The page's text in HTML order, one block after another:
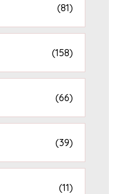
(81)
(158)
(66)
(39)
(11)